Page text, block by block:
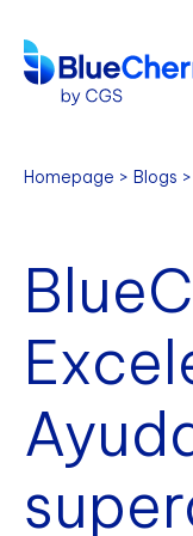
Homepage Blogs